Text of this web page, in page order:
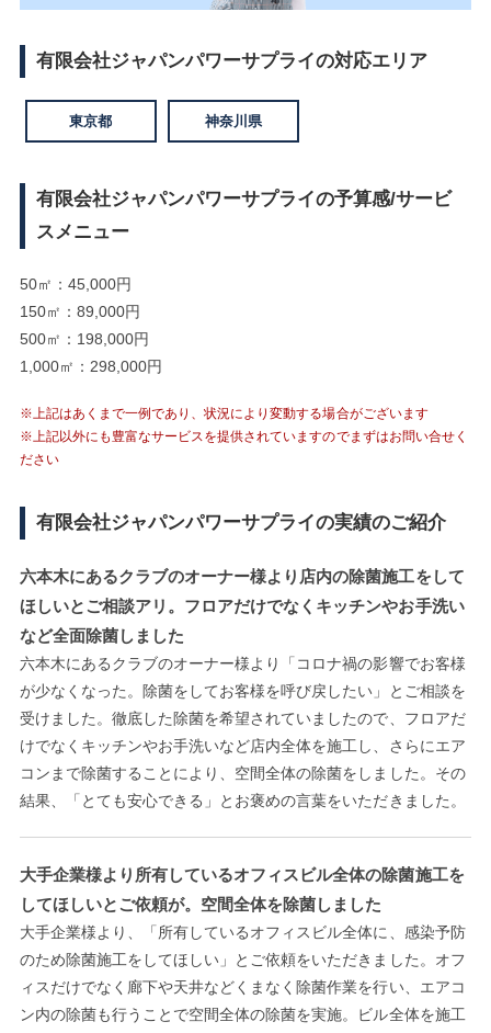
有限会社ジャパンパワーサプライの対応エリア
東京都 神奈川県
有限会社ジャパンパワーサプライの予算感/サービ
スメニュー
50㎡：45,000円
150㎡：89,000円
500㎡：198,000円
1,000㎡：298,000円
※上記はあくまで一例であり、状況により変動する場合がございます
※上記以外にも豊富なサービスを提供されていますのでまずはお問い合せく
ださい
有限会社ジャパンパワーサプライの実績のご紹介
六本木にあるクラブのオーナー様より店内の除菌施工をして
ほしいとご相談アリ。フロアだけでなくキッチンやお手洗い
など全面除菌しました
六本木にあるクラブのオーナー様より「コロナ禍の影響でお客様
が少なくなった。除菌をしてお客様を呼び戻したい」とご相談を
受けました。徹底した除菌を希望されていましたので、フロアだ
けでなくキッチンやお手洗いなど店内全体を施工し、さらにエア
コンまで除菌することにより、空間全体の除菌をしました。その
結果、「とても安心できる」とお褒めの言葉をいただきました。
大手企業様より所有しているオフィスビル全体の除菌施工を
してほしいとご依頼が。空間全体を除菌しました
大手企業様より、「所有しているオフィスビル全体に、感染予防
のため除菌施工をしてほしい」とご依頼をいただきました。オフ
ィスだけでなく廊下や天井などくまなく除菌作業を行い、エアコ
ン内の除菌も行うことで空間全体の除菌を実施。ビル全体を施工